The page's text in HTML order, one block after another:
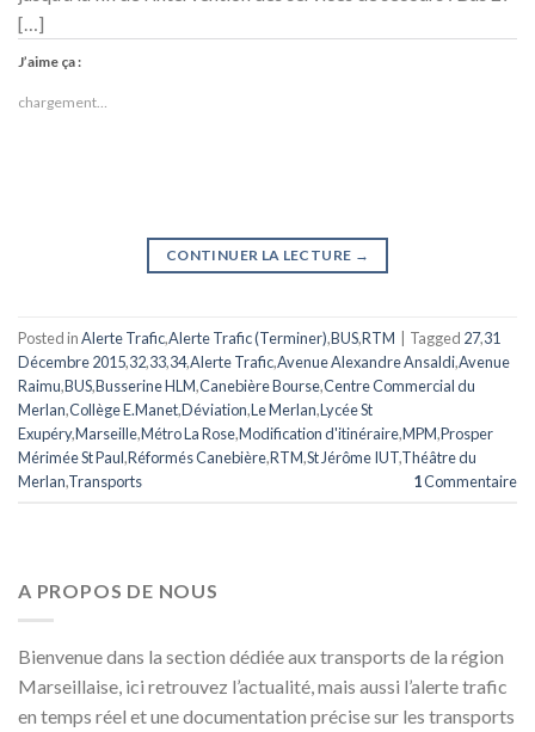
[…]
J’aime ça :
chargement…
CONTINUER LA LECTURE →
Posted inAlerte Trafic,Alerte Trafic (Terminer),BUS,RTM Tagged 27,31
Décembre 2015,32,33,34,Alerte Trafic,Avenue Alexandre Ansaldi,Avenue
Raimu,BUS,Busserine HLM,Canebière Bourse,Centre Commercial du
Merlan,Collège E.Manet,Déviation,Le Merlan,Lycée St
Exupéry,Marseille,Métro La Rose,Modification d'itinéraire,MPM,Prosper
Mérimée St Paul,Réformés Canebière,RTM,St Jérôme IUT,Théâtre du
Merlan,Transports 1Commentaire
A PROPOS DE NOUS
Bienvenue dans la section dédiée aux transports de la région
Marseillaise, ici retrouvez l’actualité, mais aussi l’alerte trafic
en temps réel et une documentation précise sur les transports